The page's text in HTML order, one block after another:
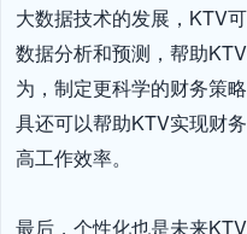
大数据技术的发展，KTV
数据分析和预测，帮助
为，制定更科学的财务策
具还可以帮助KTV实现财
高工作效率。
最后，个性化也是未来